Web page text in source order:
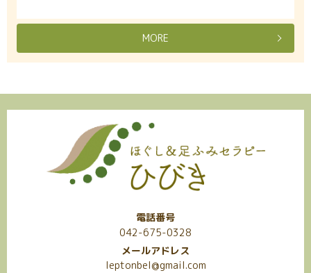
年末年始のごあいさつ☆彡
年末は29日までの営業になります。 年初めの営業は4日からの営業に
方に感謝感謝です。 …
<続きをよむ>
MORE
電話番号
042-675-0328
メールアドレス
leptonbel@gmail.com